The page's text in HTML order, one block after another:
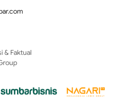
& Faktual